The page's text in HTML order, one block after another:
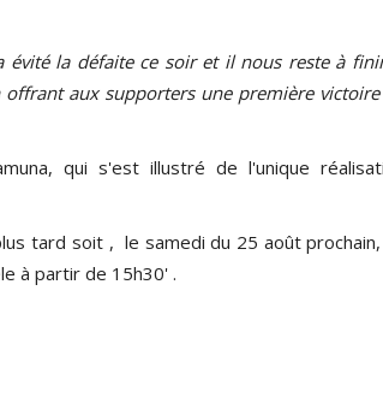
évité la défaite ce soir et il nous reste à
aux supporters une première
qui s'est illustré de l'unique
tard soit , le samedi du 25 août prochain,
à partir de 15h30' .